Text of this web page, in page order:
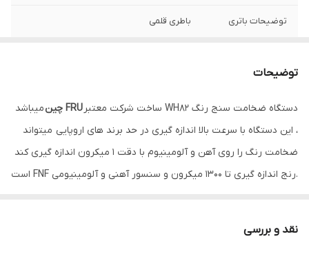
توضیحات باتری باطری قلمی
اندازه‌گیری
توضیحات
دستگاه ضخامت سنج رنگ WH82 ساخت شرکت معتبر
میباشد
، این دستگاه با سرعت بالا اندازه گیری در حد برند های اروپایی میتواند
ضخامت رنگ را روی آهن و آلومینیوم با دقت 1 میکرون اندازه گیری کند
.رنج اندازه گیری تا 1300 میکرون و سنسور آهنی و آلومینیومی FNF است
نقد و بررسی